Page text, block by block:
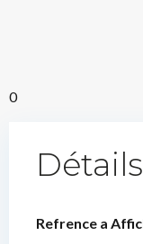
0
Refrence a